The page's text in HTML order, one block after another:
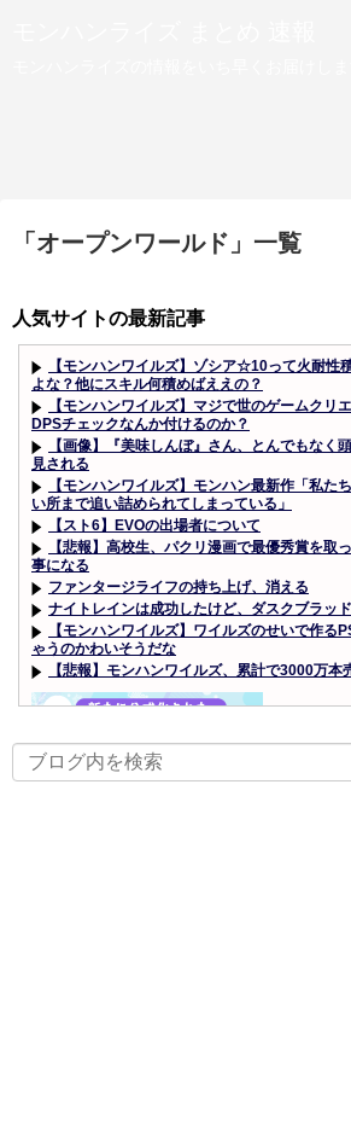
「 オープンワールド 」 一覧
人気サイトの最新記事
【モンハンワイルズ】ゾシア☆10って火耐性
よな？他にスキル何積めばええの？
【モンハンワイルズ】マジで世のゲームクリ
DPSチェックなんか付けるのか？
【画像】『美味しんぼ』さん、とんでもなく
見される
【モンハンワイルズ】モンハン最新作「私た
い所まで追い詰められてしまっている」
【スト6】EVOの出場者について
【悲報】高校生、パクリ漫画で最優秀賞を取
事になる
ファンタージライフの持ち上げ、消える
ナイトレインは成功したけど、ダスクブラッ
【モンハンワイルズ】ワイルズのせいで作る
ゃうのかわいそうだな
【悲報】モンハンワイルズ、累計で3000万本